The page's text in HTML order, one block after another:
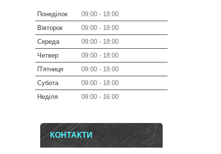
Понеділок 09:00
18:00
Вівторок
09:00
18:00
Середа
09:00
18:00
Четвер
09:00
18:00
Пʼятниця
09:00
18:00
Субота
09:00
18:00
Неділя
09:00 16:00
КОНТАКТИ